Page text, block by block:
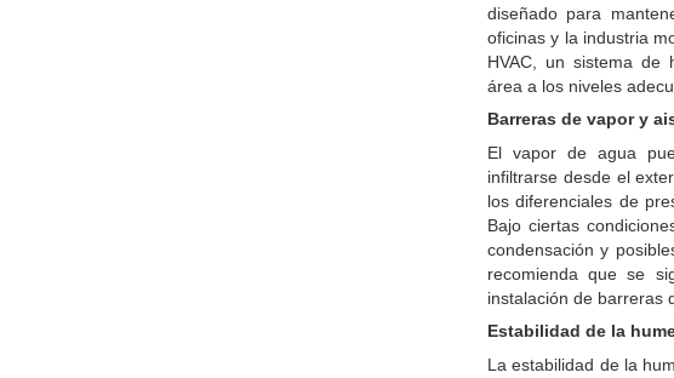
diseñado para
oficinas y la industria
HVAC, un sistema de
área a los niveles
Barreras de vapor y
El vapor de agua
infiltrarse desde el
los diferenciales de
Bajo ciertas
condensación y
recomienda que se
instalación de barreras
Estabilidad de la
La estabilidad de la